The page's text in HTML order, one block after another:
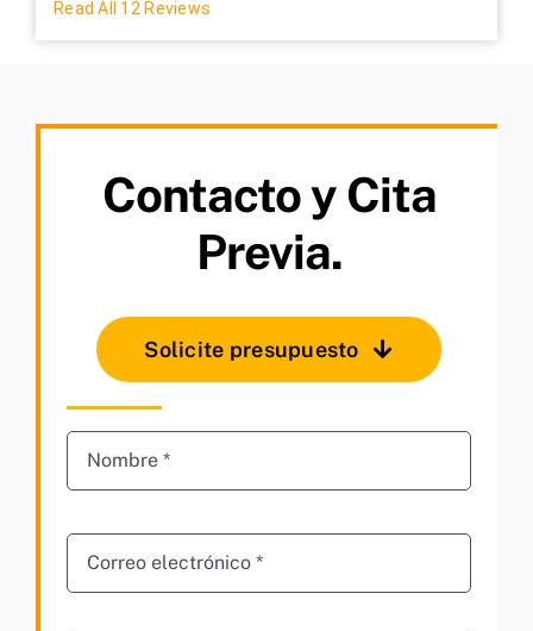
Read All 12 Reviews
Contacto y Cita
Previa.
Solicite presupuesto